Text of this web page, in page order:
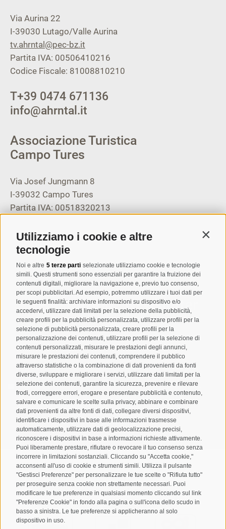
Utilizziamo i cookie e altre
tecnologie
Noi e altre 5 terze parti selezionate utilizziamo cookie e tecnologie
simili. Questi strumenti sono essenziali per garantire la fruizione dei
contenuti digitali, migliorare la navigazione e, previo tuo consenso,
per scopi pubblicitari. Ad esempio, potremmo utilizzare i tuoi dati per
le seguenti finalità: archiviare informazioni su dispositivo e/o
accedervi, utilizzare dati limitati per la selezione della pubblicità,
creare profili per la pubblicità personalizzata, utilizzare profili per la
selezione di pubblicità personalizzata, creare profili per la
personalizzazione dei contenuti, utilizzare profili per la selezione di
contenuti personalizzati, misurare le prestazioni degli annunci,
misurare le prestazioni dei contenuti, comprendere il pubblico
attraverso statistiche o la combinazione di dati provenienti da fonti
diverse, sviluppare e migliorare i servizi, utilizzare dati limitati per la
selezione dei contenuti, garantire la sicurezza, prevenire e rilevare
frodi, correggere errori, erogare e presentare pubblicità e contenuto,
salvare e comunicare le scelte sulla privacy, abbinare e combinare
dati provenienti da altre fonti di dati, collegare diversi dispositivi,
identificare i dispositivi in base alle informazioni trasmesse
automaticamente, utilizzare dati di geolocalizzazione precisi,
riconoscere i dispositivi in base a informazioni richieste attivamente.
Puoi liberamente prestare, rifiutare o revocare il tuo consenso senza
incorrere in limitazioni sostanziali. Cliccando su "Accetta cookie,"
acconsenti all'uso di cookie e strumenti simili. Utilizza il pulsante
"Gestisci Preferenze" per personalizzare le tue scelte o "Rifiuta tutto"
per proseguire senza cookie non strettamente necessari. Puoi
modificare le tue preferenze in qualsiasi momento cliccando sul link
"Preferenze Cookie" in fondo alla pagina o sull'icona dello scudo in
basso a sinistra. Le tue preferenze si applicheranno al solo
dispositivo in uso.
Via Aurina 22
I-39030 Lutago/Valle Aurina
tv.ahrntal@pec-bz.it
Partita IVA: 00506410216
Codice Fiscale: 81008810210
T+39 0474 671136
info@ahrntal.it
Associazione Turistica
Campo Tures
Via Josef Jungmann 8
I-39032 Campo Tures
Partita IVA: 00518320213
T+39 0474 678076
info@taufers.com
Registrazione Newsletter
Letto e compreso laprivacy policy, autorizzo il Titolare al
trattamento dei dati personali
ABBONARSI
Mappa del sito • Credits • Cookie Policy • Privacy •
Preferenze Cookies • created with passion by